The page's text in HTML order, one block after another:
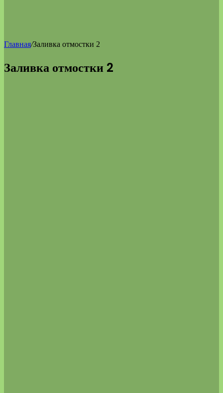
Главная/Заливка отмостки 2
Заливка отмостки 2